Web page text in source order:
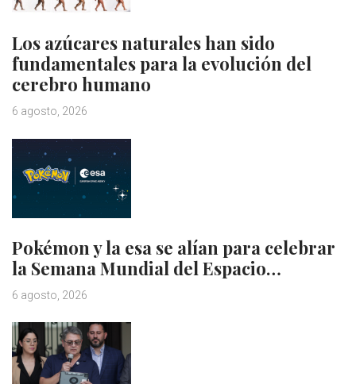
Los azúcares naturales han sido
fundamentales para la evolución del
cerebro humano
6 agosto, 2026
Pokémon y la esa se alían para celebrar
la Semana Mundial del Espacio…
6 agosto, 2026